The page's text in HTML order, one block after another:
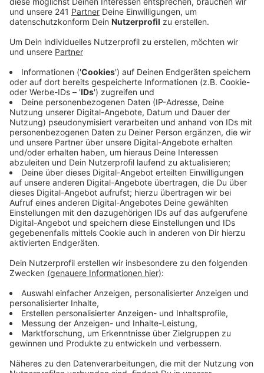
bringt, was dich antreibt", erklärt Dalton. Während
seiner ersten Headliner-Tour, die größtenteils
Fans und der Energie der Konzerte beflügelt gefühlt.
Songs zu schreiben."
Anzeige
Anzeige
Ray Dalton im Interview: Leben aus dem
Koffer
Anzeige
Das Tourleben beschreibt Dalton als herausfordernd,
aber auch bereichernd. "Alles, was ich brauche, passt in
meinen Koffer - von meinem Tennisschläger bis zu
kleinen Erinnerungsstücken von zu Hause", erzählt er.
Besonders schätzt er die enge Verbindung zu seiner
Crew, die aus verschiedenen Ländern stammt. "Sie sind
wie eine zweite Familie für mich", sagt Dalton und
berichtet von lustigen Momenten, wie Streichen, die